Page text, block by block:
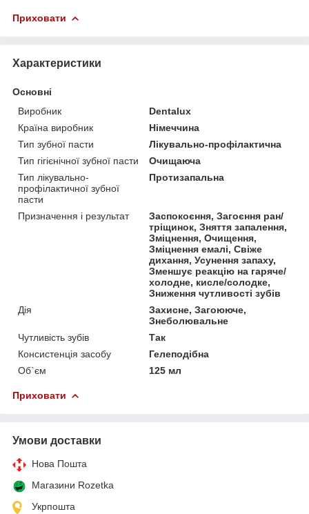
Приховати
Характеристики
Основні
Виробник
Dentalux
Країна виробник
Німеччина
Тип зубної пасти
Лікувально-профілактична
Тип гігієнічної зубної пасти
Очищаюча
Тип лікувально-
профілактичної зубної
пасти
Протизапальна
Призначення і результат
Заспокоєння, Загоєння ран/
тріщинок, Зняття запалення,
Зміцнення, Очищення,
Зміцнення емалі, Свіже
дихання, Усунення запаху,
Зменшує реакцію на гаряче/
холодне, кисле/солодке,
Зниження чутливості зубів
Дія
Захисне, Загоююче,
Знеболювальне
Чутливість зубів
Так
Консистенція засобу
Гелеподібна
Об`єм
125 мл
Приховати
Умови доставки
Нова Пошта
Магазини Rozetka
Укрпошта